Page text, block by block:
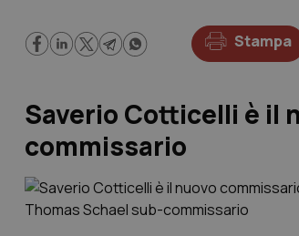
Stampa
Saverio Cotticelli è il
commissario